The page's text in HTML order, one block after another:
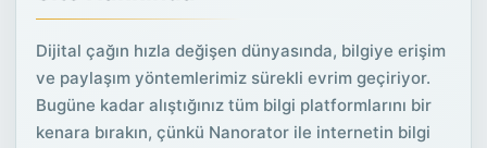
Dijital çağın hızla değişen dünyasında, bilgiye erişim
ve paylaşım yöntemlerimiz sürekli evrim geçiriyor.
Bugüne kadar alıştığınız tüm bilgi platformlarını bir
kenara bırakın, çünkü Nanorator ile internetin bilgi